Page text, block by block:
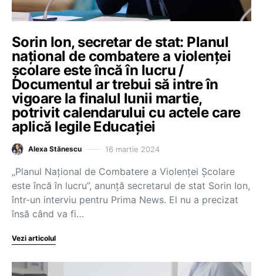
Sorin Ion, secretar de stat: Planul
național de combatere a violenței
școlare este încă în lucru /
Documentul ar trebui să intre în
vigoare la finalul lunii martie,
potrivit calendarului cu actele care
aplică legile Educației
Alexa Stănescu 16 martie 2024
„Planul Național de Combatere a Violenței Școlare
este încă în lucru”, anunță secretarul de stat Sorin Ion,
într-un interviu pentru Prima News. El nu a precizat
însă când va fi…
Vezi articolul